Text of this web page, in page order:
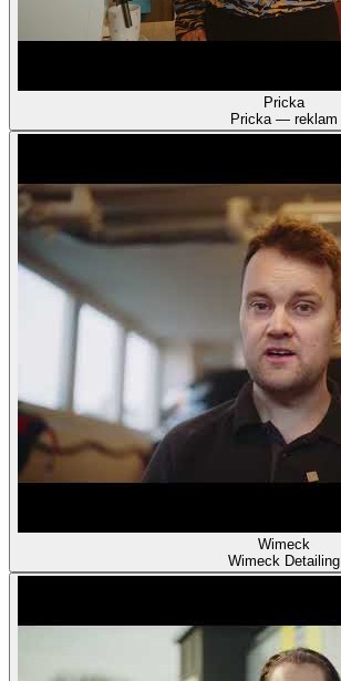
Pricka
Pricka — reklam
Wimeck
Wimeck Detailing